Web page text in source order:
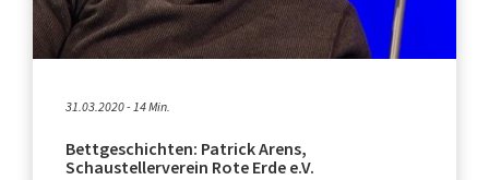
31.03.2020 - 14 Min.
Bettgeschichten: Patrick Arens,
Schaustellerverein Rote Erde e.V.